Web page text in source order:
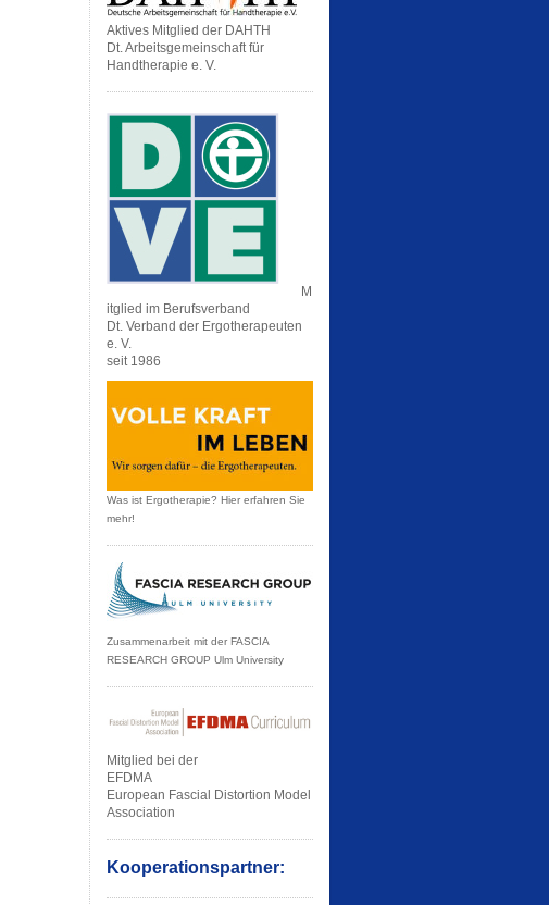
Aktives Mitglied der DAHTH
Dt. Arbeitsgemeinschaft für
Handtherapie e. V.
M
itglied im Berufsverband
Dt. Verband der Ergotherapeuten
e. V.
seit 1986
Was ist Ergotherapie? Hier erfahren Sie
mehr!
Zusammenarbeit mit der FASCIA
RESEARCH GROUP Ulm University
Mitglied bei der
EFDMA
European Fascial Distortion Model
Association
Kooperationspartner: